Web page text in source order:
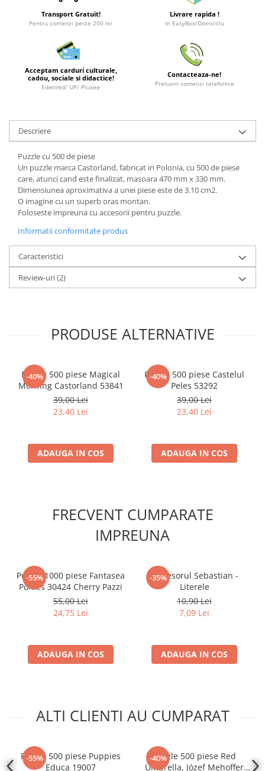
Geek Stuff
Brelocuri
Plusuri si papusi
Decoratiuni
Carti
Fesuri
Studio Ghibli/My Neighbor
Totoro/Kiki etc
Minecraft
Carnetele
Dragon Ball
Lord of The Rings
Sailor Moon
Harry Potter
Stranger Things
Collectibles
Accesorii Clasice
Sanrio
Comic Books (Benzi Desenate)
Trading Card Games
DragonBallZ
Yu Gi Oh
Weis Schwarz
Flesh and Blood
Transport Gratuit!
Pentru comenzi peste 200 lei
Livrare rapida !
In EasyBox/Domiciliu
Acceptam carduri culturale,
cadou, sociale si didactice!
Edenred/ UP/ Pluxee
Contacteaza-ne!
Preluam comenzi telefonice
Descriere
Puzzle cu 500 de piese
Un puzzle marca Castorland, fabricat in Polonia, cu 500 de piese
care, atunci cand este finalizat, masoara 470 mm x 330 mm.
Dimensiunea aproximativa a unei piese este de 3.10 cm2.
O imagine cu un superb oras montan.
Foloseste impreuna cu accesorii pentru puzzle.
Informatii conformitate produs
Caracteristici
Review-uri(2)
PRODUSE ALTERNATIVE
-40%
Puzzle 500 piese Magical
Morning Castorland 53841
39,00 Lei
23,40 Lei
ADAUGA IN COS
-40%
Puzzle 500 piese Castelul
Peles 53292
39,00 Lei
23,40 Lei
ADAUGA IN COS
FRECVENT CUMPARATE
IMPREUNA
-55%
Puzzle 1000 piese Fantasea
Ponies 30424 Cherry Pazzi
55,00 Lei
24,75 Lei
ADAUGA IN COS
-35%
Profesorul Sebastian -
Literele
10,90 Lei
7,09 Lei
ADAUGA IN COS
ALTI CLIENTI AU CUMPARAT
-55%
Puzzle 500 piese Puppies
Educa 19007
-40%
Puzzle 500 piese Red
Umbrella, Józef Mehoffer